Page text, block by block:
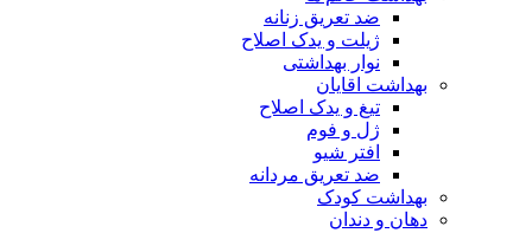
ضد تعریق زنانه
ژیلت و یدک اصلاح
نوار بهداشتی
بهداشت اقایان
تیغ و یدک اصلاح
ژل و فوم
افتر شیو
ضد تعریق مردانه
بهداشت کودک
دهان و دندان